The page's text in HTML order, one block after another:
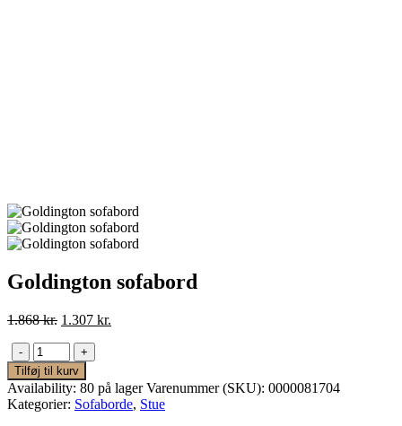
Goldington sofabord
1.868kr. Den
var:
1.868 kr..
1.307 kr.
1.307 kr..
-
+
Tilføj til kurv
Availability: 80 på lager Varenummer (SKU): 0000081704
Kategorier: Sofaborde, Stue